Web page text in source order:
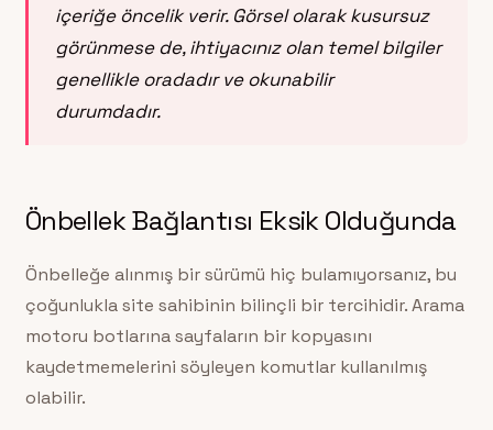
içeriğe öncelik verir. Görsel olarak kusursuz
görünmese de, ihtiyacınız olan temel bilgiler
genellikle oradadır ve okunabilir
durumdadır.
Önbellek Bağlantısı Eksik Olduğunda
Önbelleğe alınmış bir sürümü hiç bulamıyorsanız, bu
çoğunlukla site sahibinin bilinçli bir tercihidir. Arama
motoru botlarına sayfaların bir kopyasını
kaydetmemelerini söyleyen komutlar kullanılmış
olabilir.